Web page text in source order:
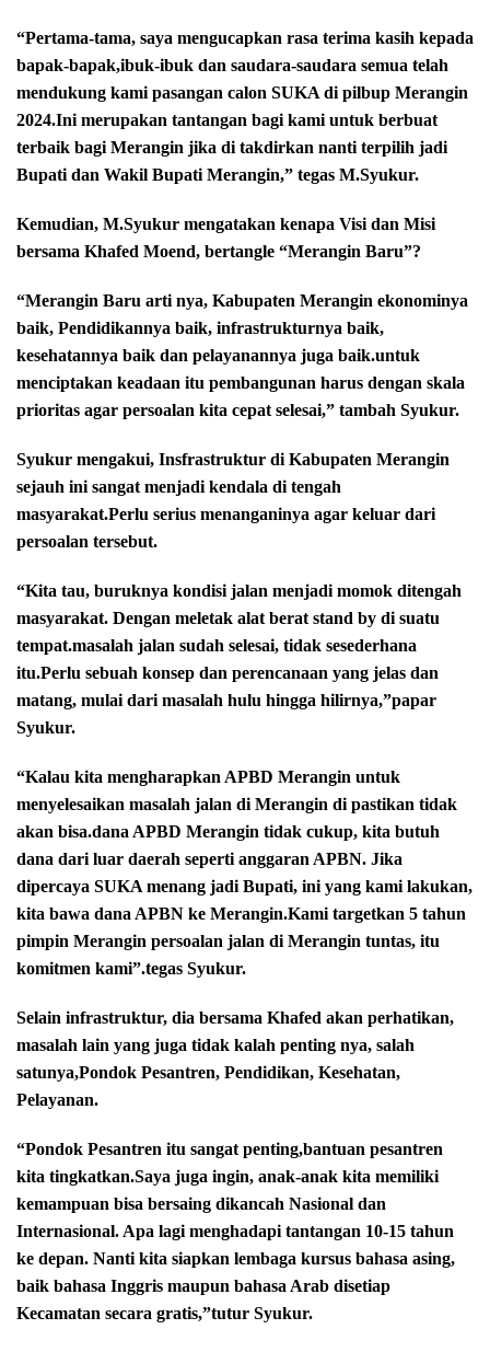
“Pertama-tama, saya mengucapkan rasa terima kasih kepada
bapak-bapak,ibuk-ibuk dan saudara-saudara semua telah
mendukung kami pasangan calon SUKA di pilbup Merangin
2024.Ini merupakan tantangan bagi kami untuk berbuat
terbaik bagi Merangin jika di takdirkan nanti terpilih jadi
Bupati dan Wakil Bupati Merangin,” tegas M.Syukur.
Kemudian, M.Syukur mengatakan kenapa Visi dan Misi
bersama Khafed Moend, bertangle “Merangin Baru”?
“Merangin Baru arti nya, Kabupaten Merangin ekonominya
baik, Pendidikannya baik, infrastrukturnya baik,
kesehatannya baik dan pelayanannya juga baik.untuk
menciptakan keadaan itu pembangunan harus dengan skala
prioritas agar persoalan kita cepat selesai,” tambah Syukur.
Syukur mengakui, Insfrastruktur di Kabupaten Merangin
sejauh ini sangat menjadi kendala di tengah
masyarakat.Perlu serius menanganinya agar keluar dari
persoalan tersebut.
“Kita tau, buruknya kondisi jalan menjadi momok ditengah
masyarakat. Dengan meletak alat berat stand by di suatu
tempat.masalah jalan sudah selesai, tidak sesederhana
itu.Perlu sebuah konsep dan perencanaan yang jelas dan
matang, mulai dari masalah hulu hingga hilirnya,”papar
Syukur.
“Kalau kita mengharapkan APBD Merangin untuk
menyelesaikan masalah jalan di Merangin di pastikan tidak
akan bisa.dana APBD Merangin tidak cukup, kita butuh
dana dari luar daerah seperti anggaran APBN. Jika
dipercaya SUKA menang jadi Bupati, ini yang kami lakukan,
kita bawa dana APBN ke Merangin.Kami targetkan 5 tahun
pimpin Merangin persoalan jalan di Merangin tuntas, itu
komitmen kami”.tegas Syukur.
Selain infrastruktur, dia bersama Khafed akan perhatikan,
masalah lain yang juga tidak kalah penting nya, salah
satunya,Pondok Pesantren, Pendidikan, Kesehatan,
Pelayanan.
“Pondok Pesantren itu sangat penting,bantuan pesantren
kita tingkatkan.Saya juga ingin, anak-anak kita memiliki
kemampuan bisa bersaing dikancah Nasional dan
Internasional. Apa lagi menghadapi tantangan 10-15 tahun
ke depan. Nanti kita siapkan lembaga kursus bahasa asing,
baik bahasa Inggris maupun bahasa Arab disetiap
Kecamatan secara gratis,”tutur Syukur.